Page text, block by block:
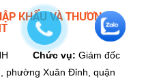
KHẨU VÀ THƯƠNG
Chức vụ: Giám đốc
phường Xuân Đỉnh, quận